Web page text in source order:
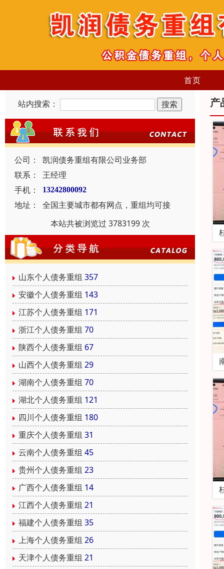
首页
站内搜索：
公司：
凯润债务重组有限公司业务部
联系：
王经理
手机：
13242800092
地址：
全国主要城市都有网点，重组均可接
本站共被浏览过 3783199 次
山东个人债务重组 357
安徽个人债务重组 143
江苏个人债务重组 171
浙江个人债务重组 70
陕西个人债务重组 67
山西个人债务重组 29
湖南个人债务重组 70
湖北个人债务重组 121
四川个人债务重组 180
重庆个人债务重组 31
云南个人债务重组 45
贵州个人债务重组 23
广西个人债务重组 14
江西个人债务重组 21
福建个人债务重组 35
上海个人债务重组 26
天津个人债务重组 21
产